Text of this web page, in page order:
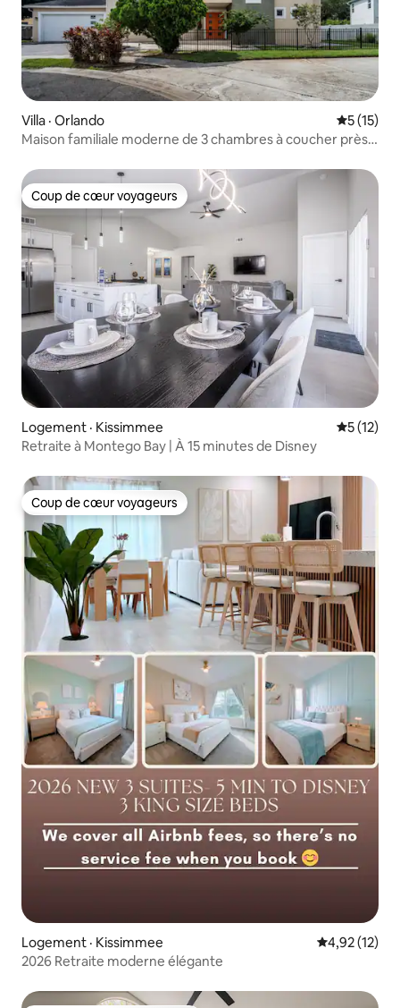
Villa · Orlando Note
5 (15)
Maison familiale moderne de 3 chambres à coucher près
Coup de cœur voyageurs
Coup de cœur voyageurs
Logement · Kissimmee Note
5 (12)
Retraite à Montego Bay | À 15 minutes de Disney
Coup de cœur voyageurs
Coup de cœur voyageurs
Logement · Kissimmee Note
4,92 (12)
2026 Retraite moderne élégante